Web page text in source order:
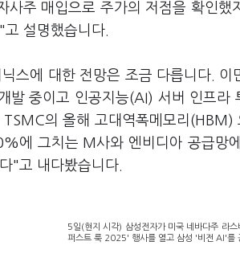
사주 매입으로 주가의 저점을 확인
설명했습니다.
닉스에 대한 전망은 조금 다릅니다.
발 중이고 인공지능(AI) 서버 인프라
TSMC의 올해 고대역폭메모리(HBM)
에 그치는 M사와 엔비디아 공급망
"고 내다봤습니다.
5일(현지 시각) 삼성전자가 미국 네바다주 라
퍼스트 룩 2025' 행사를 열고 삼성 '비전 AI'를